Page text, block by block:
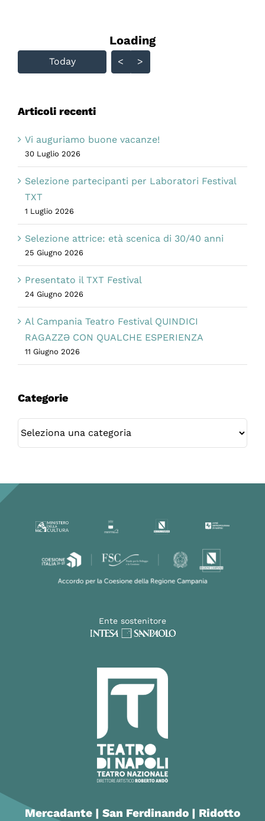
Skip Calendar
Loading - current view is
Loading
Today < >
Articoli recenti
Vi auguriamo buone vacanze!
30 Luglio 2026
Selezione partecipanti per Laboratori Festival
TXT
1 Luglio 2026
Selezione attrice: età scenica di 30/40 anni
25 Giugno 2026
Presentato il TXT Festival
24 Giugno 2026
Al Campania Teatro Festival QUINDICI
RAGAZZƏ CON QUALCHE ESPERIENZA
11 Giugno 2026
Categorie
Ente sostenitore
Mercadante | San Ferdinando | Ridotto